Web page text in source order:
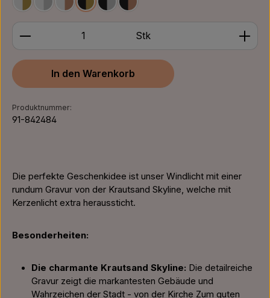
Weiß/GoldWeiß/Silber
Weiß/Bronze
Schwarz/Gold
Schwarz/Silber
Schwarz/Bronze
Produkt Anzahl: Gib den gewünschten Wert ein
Stk
In den Warenkorb
Produktnummer:
91-842484
Die perfekte Geschenkidee ist unser Windlicht mit einer
rundum Gravur von der Krautsand Skyline, welche mit
Kerzenlicht extra heraussticht.
Besonderheiten:
Die charmante Krautsand Skyline: Die detailreiche
Gravur zeigt die markantesten Gebäude und
Wahrzeichen der Stadt - von der Kirche Zum guten